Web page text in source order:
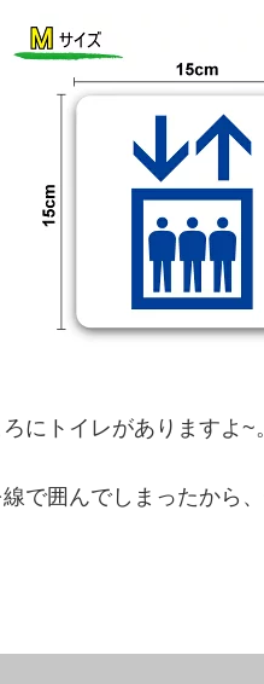
にトイレがありますよ~
で囲んでしまったから